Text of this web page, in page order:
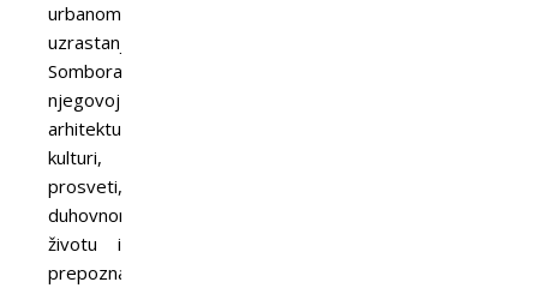
urbanom
uzrastanju
Sombora,
njegovoj
arhitekturi,
kulturi,
prosveti,
duhovnom
životu i
prepoznatljivostima.